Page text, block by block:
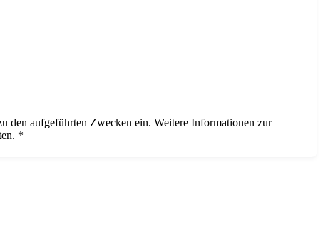
den aufgeführten Zwecken ein. Weitere Informationen zur
*